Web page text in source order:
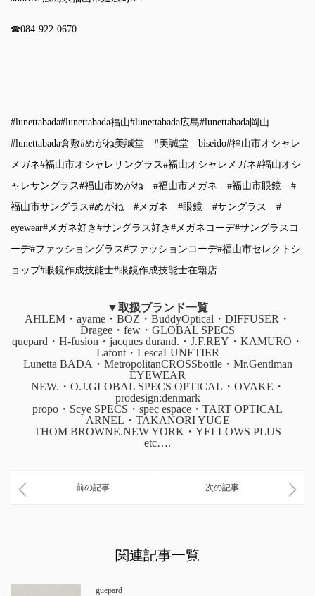
☎︎084-922-0670
#lunettabada#lunettabada福山#lunettabada広島#lunettabada岡山
#lunettabada倉敷#めがね美誠堂 #美誠堂 biseido#福山市オシャレ
メガネ#福山市オシャレサングラス#福山オシャレメガネ#福山オシ
ャレサングラス#福山市めがね #福山市メガネ #福山市眼鏡
#
福山市サングラス#めがね #メガネ #眼鏡 #サングラス
#
eyewear#メガネ好き #サングラス好き #メガネコーデ#サングラスコ
ーデ#ファッショングラス#ファッションコーデ#福山市セレクトシ
ョップ#眼鏡作成技能士#眼鏡作成技能士在籍店
▼取扱ブランド一覧
AHLEM・ayame・BOZ・BuddyOptical・DIFFUSER・
Dragee・few・GLOBAL SPECS
quepard・H-fusion・jacques durand.・J.F.REY・KAMURO・
Lafont・LescaLUNETIER
Lunetta BADA・MetropolitanCROSSbottle・Mr.Gentlman
EYEWEAR
NEW.・O.J.GLOBAL SPECS OPTICAL・OVAKE・
prodesign:denmark
propo・Scye SPECS・spec espace・TART OPTICAL
ARNEL・TAKANORI YUGE
THOM BROWNE.NEW YORK・YELLOWS PLUS
etc….
前の記事 次の記事
関連記事一覧
guepard